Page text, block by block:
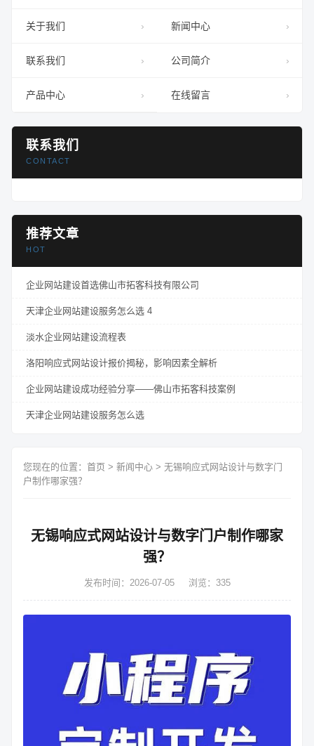
关于我们 新闻中心
联系我们 公司简介
产品中心 在线留言
联系我们
CONTACT
推荐文章
HOT
企业网站建设首选佛山市拓客科技有限公司
天津企业网站建设服务怎么选 4
淡水企业网站建设流程表
洛阳响应式网站设计报价揭秘，影响因素全解析
企业网站建设成功经验分享——佛山市拓客科技案例
天津企业网站建设服务怎么选
您现在的位置： 首页 > 新闻中心 > 无锡响应式网站设计与数字门
户制作哪家强？
无锡响应式网站设计与数字门户制作哪家
强？
发布时间：2026-07-05 浏览：335